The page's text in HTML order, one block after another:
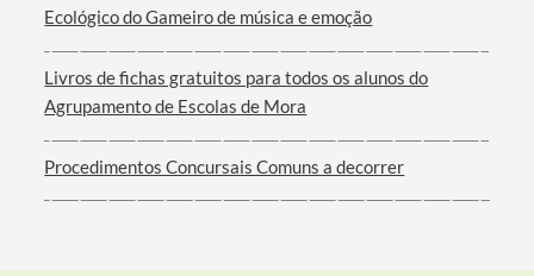
Ecológico do Gameiro de música e emoção
Livros de fichas gratuitos para todos os alunos do
Agrupamento de Escolas de Mora
Procedimentos Concursais Comuns a decorrer